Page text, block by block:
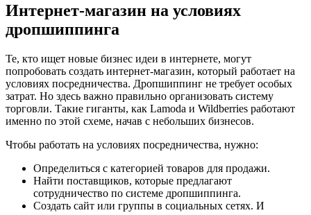
Интернет-магазин на условиях
дропшиппинга
Те, кто ищет новые бизнес идеи в интернете, могут
попробовать создать интернет-магазин, который работает на
условиях посредничества. Дропшиппинг не требует особых
затрат. Но здесь важно правильно организовать систему
торговли. Такие гиганты, как Lamoda и Wildberries работают
именно по этой схеме, начав с небольших бизнесов.
Чтобы работать на условиях посредничества, нужно:
Определиться с категорией товаров для продажи.
Найти поставщиков, которые предлагают
сотрудничество по системе дропшиппинга.
Создать сайт или группы в социальных сетях. И